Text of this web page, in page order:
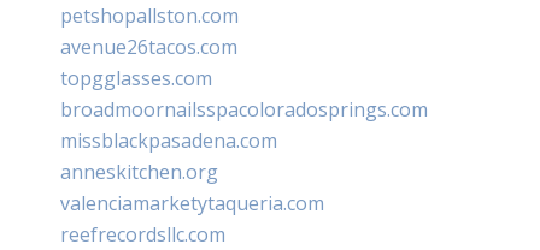
petshopallston.com
avenue26tacos.com
topgglasses.com
broadmoornailsspacoloradosprings.com
missblackpasadena.com
anneskitchen.org
valenciamarketytaqueria.com
reefrecordsllc.com